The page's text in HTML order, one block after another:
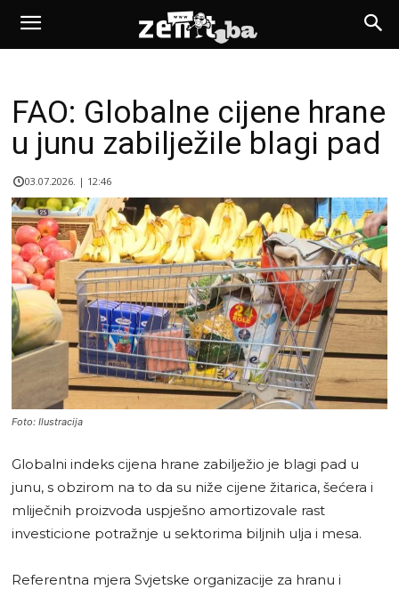
FAO: Globalne cijene hrane
u junu zabilježile blagi pad
03.07.2026. | 12:46
Foto: Ilustracija
Globalni indeks cijena hrane zabilježio je blagi pad u
junu, s obzirom na to da su niže cijene žitarica, šećera i
mliječnih proizvoda uspješno amortizovale rast
investicione potražnje u sektorima biljnih ulja i mesa.
Referentna mjera Svjetske organizacije za hranu i